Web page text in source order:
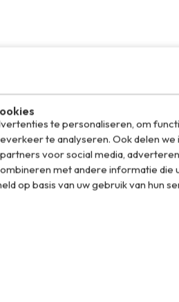
te personaliseren, om
te analyseren. Ook delen
voor social media,
met andere informatie die
op basis van uw gebruik van hun
jaren echt gigantisch
mei 2026 inmiddels
wil Frankrijk
lang niet.
te zijn dat er geen
over flink wat
tegen. Dat is op zich
capaciteit berekend is.
die rond lunchtijd
vanuit dat je dat dus